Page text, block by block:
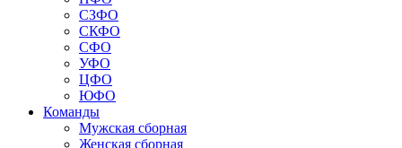
СЗФО
СКФО
СФО
УФО
ЦФО
ЮФО
Команды
Мужская сборная
Женская сборная